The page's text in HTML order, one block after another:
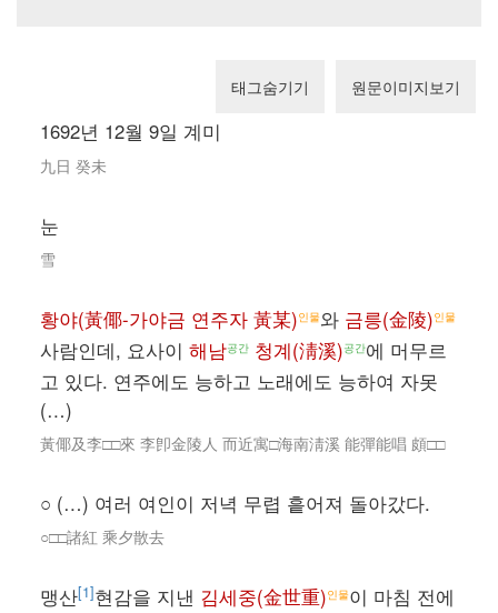
태그숨기기 원문이미지보기
1692년 12월 9일 계미
九日 癸未
눈
雪
황야(黃倻-가야금 연주자 黃某)인물와 금릉(金陵)인물
사람인데, 요사이 해남공간 청계(淸溪)공간에 머무르
고 있다. 연주에도 능하고 노래에도 능하여 자못
(…)
黃倻及李□□來 李卽金陵人 而近寓□海南淸溪 能彈能唱 頗□□
○ (…) 여러 여인이 저녁 무렵 흩어져 돌아갔다.
○□□諸紅 乘夕散去
맹산[1]현감을 지낸 김세중(金世重)인물이 마침 전에